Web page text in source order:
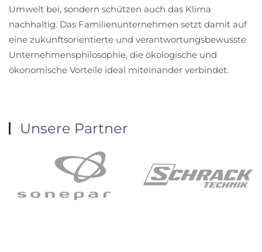
Umwelt bei, sondern schützen auch das Klima
nachhaltig. Das Familienunternehmen setzt damit auf
eine zukunftsorientierte und verantwortungsbewusste
Unternehmensphilosophie, die ökologische und
ökonomische Vorteile ideal miteinander verbindet.
Unsere Partner